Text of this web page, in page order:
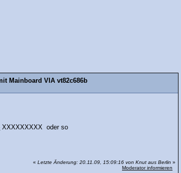
Mainboard VIA vt82c686b
XXXXXXXXX oder so
« Letzte Änderung: 20.11.09, 15:09:16 von Knut aus Berlin »
Moderator informieren